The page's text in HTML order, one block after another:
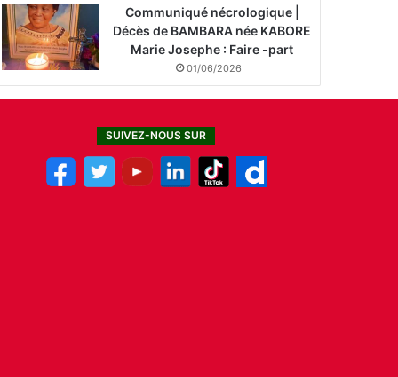
Communiqué nécrologique |
Décès de BAMBARA née KABORE
Marie Josephe : Faire -part
01/06/2026
SUIVEZ-NOUS SUR